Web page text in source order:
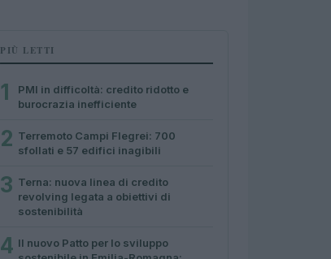
PIÙ LETTI
1
PMI in difficoltà: credito ridotto e
burocrazia inefficiente
2 Terremoto Campi Flegrei: 700
sfollati e 57 edifici inagibili
3 Terna: nuova linea di credito
revolving legata a obiettivi di
sostenibilità
4 Il nuovo Patto per lo sviluppo